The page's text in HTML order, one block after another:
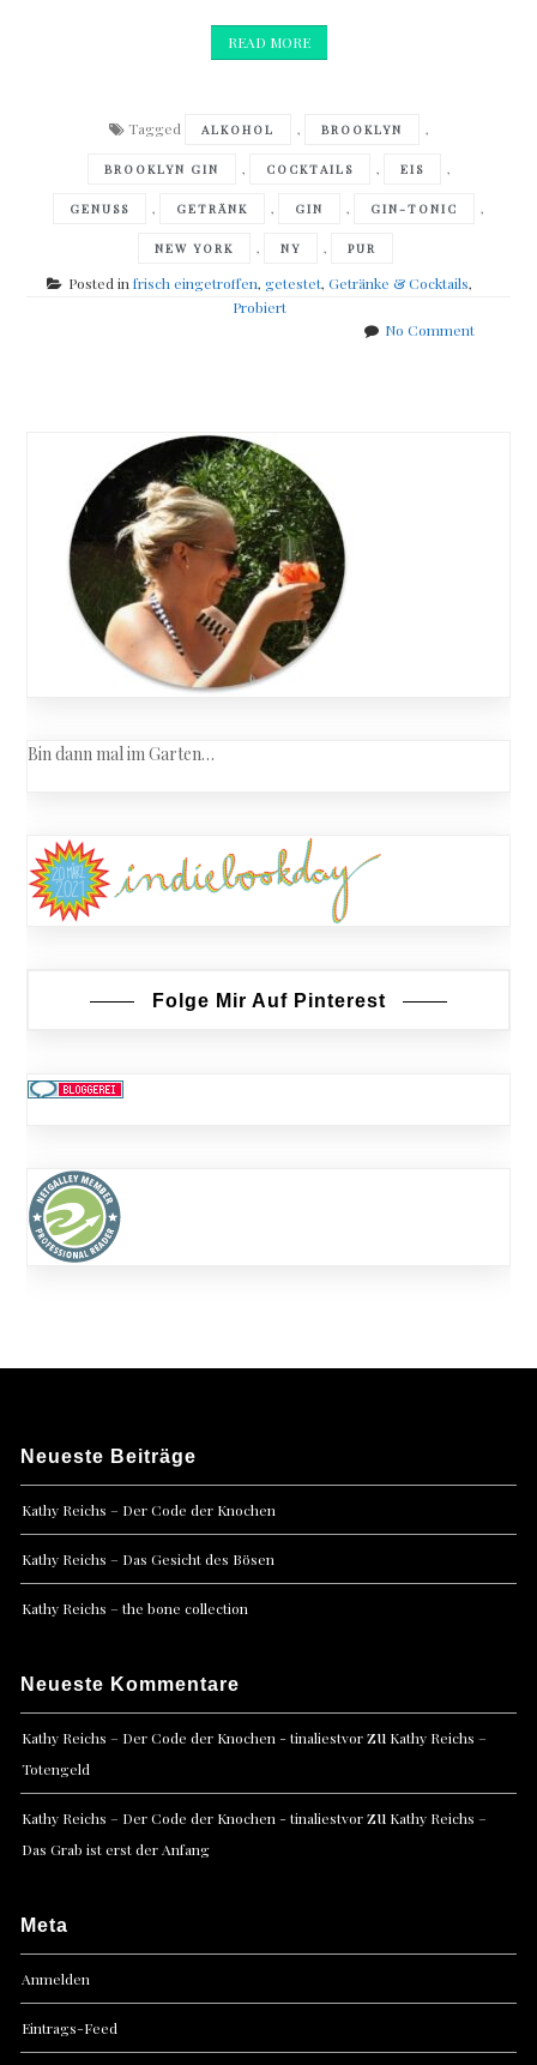
READ MORE
Tagged ALKOHOL , BROOKLYN ,
BROOKLYN GIN , COCKTAILS , EIS ,
GENUSS , GETRÄNK , GIN , GIN-TONIC ,
NEW YORK , NY , PUR
Posted in frisch eingetroffen, getestet, Getränke & Cocktails,
Probiert
No Commenton
navigation
Bin dann mal im Garten…
Folge Mir Auf Pinterest
Neueste Beiträge
Kathy Reichs – Der Code der Knochen
Kathy Reichs – Das Gesicht des Bösen
Kathy Reichs – the bone collection
Neueste Kommentare
Kathy Reichs – Der Code der Knochen - tinaliestvorzu Kathy Reichs –
Totengeld
Kathy Reichs – Der Code der Knochen - tinaliestvorzu Kathy Reichs –
Das Grab ist erst der Anfang
Meta
Anmelden
Eintrags-Feed